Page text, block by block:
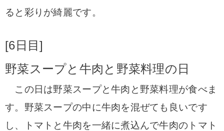
ると彩りが綺麗です。
[6日目]
野菜スープと牛肉と野菜料理の日
この日は野菜スープと牛肉と野菜料理が食べま
す。 野菜スープの中に牛肉を混ぜても良いです
し、トマトと牛肉を一緒に煮込んで牛肉のトマト